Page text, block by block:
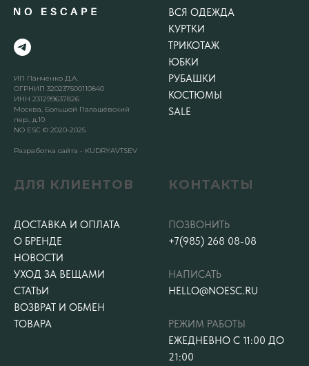
ИП Панченко Д.А.
ОГРНИП 320237500110840
ИНН 231299637826
Москва, Большой Палашёвский
пер., д.10
NO ESC © 2020-2025
Разработка сайта - KUDRYAVTSEV
ВСЯ ОДЕЖДА
КУРТКИ
ТРИКОТАЖ
ЮБКИ
РУБАШКИ
КОСТЮМЫ
SALE
ДЛЯ КЛИЕНТОВ
ДОСТАВКА И ОПЛАТА
О БРЕНДЕ
НОВОСТИ
УХОД ЗА ВЕЩАМИ
СТАТЬИ
ВОЗВРАТ И ОБМЕН
ТОВАРА
КОНТАКТЫ
ПОЗВОНИТЬ
+7(985) 268 08-08
НАПИСАТЬ
HELLO@NOESC.RU
РЕЖИМ РАБОТЫ
ЕЖЕДНЕВНО С 11:00 ДО
21:00